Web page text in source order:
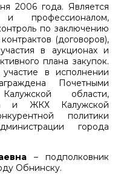
2006 года. Является
и профессионалом,
по заключению
(договоров),
в аукционах и
плана закупок.
в исполнении
Почетными
области,
и ЖКХ Калужской
политики
города
– подполковник
Обнинску.